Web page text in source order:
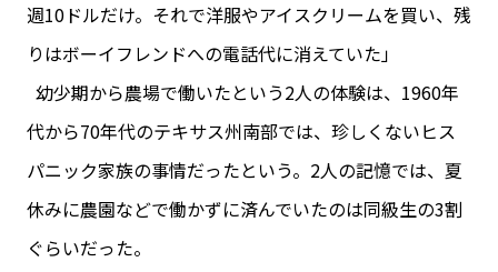
週10ドルだけ。それで洋服やアイスクリームを買い、残
りはボーイフレンドへの電話代に消えていた」
幼少期から農場で働いたという2人の体験は、1960年
代から70年代のテキサス州南部では、珍しくないヒス
パニック家族の事情だったという。2人の記憶では、夏
休みに農園などで働かずに済んでいたのは同級生の3割
ぐらいだった。